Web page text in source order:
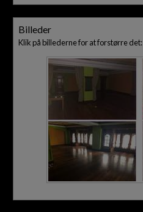
Billeder
Klik på billederne for at forstørre det: